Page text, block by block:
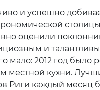
и успешно
оценили
и
мало: 2012 год было
местной кухни.
Риги каждый месяц